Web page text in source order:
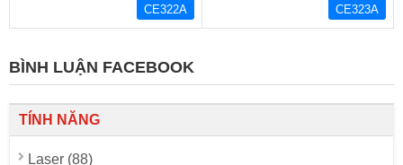
CE322A CE323A
BÌNH LUẬN FACEBOOK
TÍNH NĂNG
Laser (88)